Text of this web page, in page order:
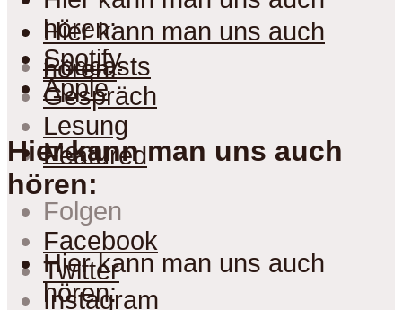
hören:
Spotify
Apple
Menu
Hier kann man uns auch
hören:
Hier kann man uns auch
hören:
Hier kann man uns auch
hören:
Podcasts
Gespräch
Lesung
Featured
Folgen
Facebook
Twitter
Instagram